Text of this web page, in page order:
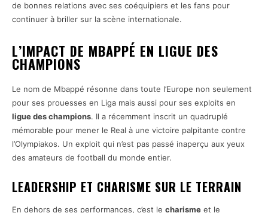
de bonnes relations avec ses coéquipiers et les fans pour
continuer à briller sur la scène internationale.
L’IMPACT DE MBAPPÉ EN LIGUE DES
CHAMPIONS
Le nom de Mbappé résonne dans toute l’Europe non seulement
pour ses prouesses en Liga mais aussi pour ses exploits en
ligue des champions. Il a récemment inscrit un quadruplé
mémorable pour mener le Real à une victoire palpitante contre
l’Olympiakos. Un exploit qui n’est pas passé inaperçu aux yeux
des amateurs de football du monde entier.
LEADERSHIP ET CHARISME SUR LE TERRAIN
En dehors de ses performances, c’est le charisme et le